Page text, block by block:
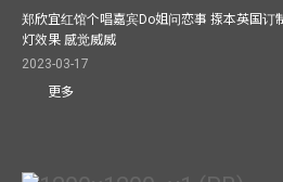
郑欣宜红馆个唱嘉宾Do姐问恋事 揼本英国订
灯效果 感觉威威
2023-03-17
更多